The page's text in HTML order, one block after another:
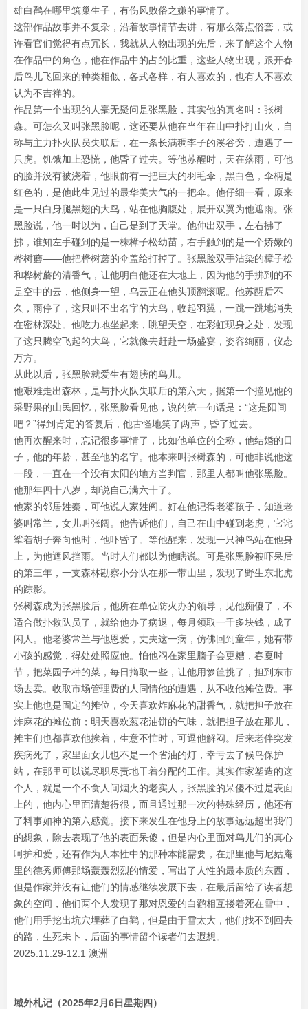
雄白鹳在哪里筑巢生子，有伤风败俗之嫌的事情了。
这部作品故事并不复杂，沿着故事情节去讲，有那么落点俗套，或
许看官们觉得有点冗长，我就从人物出现的先后，来了解这个人物
在作品中的角色，他在作品中的占的比重，这些人物出现，跟开春
后鸟儿飞回来的种类相似，各式各样，有人喜欢的，也有人不喜欢
认为不吉祥的。
作品第一个出现的人毫无疑问是张黑脸，其实他的真名叫：张树
森。可怎么又叫张黑脸呢，这还要从他在当年在山中扑打山火，自
称与主力扑火队员失联后，在一条长满稠李子的溪谷旁，遭遇了一
只虎。饥饿加上恐慌，他昏了过去。等他苏醒时，天在落雨，可他
的脸并没有被浇着，他眼前有一把巨大的羽毛伞，黑白色，伞柄是
红色的，是他此生见过的最华美大气的一把伞。他仔细一看，原来
是一只白身腿黑翅的大鸟，站在他胸腹处，展开双翼为他遮雨。张
黑脸说，他一时以为，自己是到了天堂。他伸出双手，左右拂了
拂，谁知左手碰到的是一株樟子松幼苗，右手触到的是一个娇嫩的
桦树蘑——他把桦树蘑的伞盖给打掉了。张黑脸双手沾染的樟子松
和桦树蘑的清香气，让他明白他还在大地上，因为他的手拂到的不
是空中的云，他侧身一望，乌云正在他头顶翻滚呢。他苏醒后不
久，雨停了，这只叫不出名字的大鸟，收起羽翼，一跳一跳地消失
在密林深处。他吃力地坐起来，眺望天空，在彩虹现身之处，发现
了这只腾空飞起的大鸟，它就像去赶赴一场盛宴，姿容绚丽，仪态
万方。
从此以后，张黑脸就爱生有翅膀的鸟儿。
他艰难走出森林，是与扑火队失联后的第六天，据第一个撞见他的
采野果的山民回忆，张黑脸看见他，说的第一句话是：“这是阳间
吧？”得到肯定的答复后，他古怪地笑了两声，昏了过去。
他再次醒来时，忘记很多事情了，比如他单位的全称，他结婚的日
子，他的年龄，甚至他的名字。他本来叫张树森的，可他非说他这
一段，一直在一个没有太阳的地方当判官，那里人都叫他张黑脸。
他那年四十八岁，却说自己满六十了。
他家的邻居姓秦，可他说人家姓阎。好在他记得老婆孩子，知道老
婆叫常兰，女儿叫张阔。他告诉他们，自己在山中碰到老虎，它诧
挲着胡子奔向他时，他吓昏了。等他醒来，发现一只神鸟站在他身
上，为他遮风挡雨。当时人们都以为他瞎说。可是张黑脸被吓呆后
的第三年，一支森林勘察小分队在那一带山里，发现了野生东北虎
的踪影。
张树森成为张黑脸后，他所在单位防火办的领导，见他痴傻了，不
适合做扑救队员了，就给他办了病退，每月领取一千多块钱，成了
闲人。他老婆常兰与他恩爱，丈夫这一病，仿佛回到童年，她有带
小孩的感觉，得处处照应他。怕他闷在家里脑子会更糟，春夏时
节，把菜园子种的菜，每日摘取一些，让他用箩筐挑了，担到东市
场去卖。收取市场管理费的人同情他的遭遇，从不收他摊位费。事
实上他也是固定的摊位，今天喜欢炸麻花的甜香气，就把担子放在
炸麻花的摊位前；明天喜欢葱花油饼的气味，就把担子放在那儿，
摊主们也都喜欢他挨着，生意不忙时，可逗他解闷。后来老伴突发
疾病死了，家里面女儿也不是一个省油的灯，幸亏去了候鸟保护
站，在那里可以说尽职尽责地干着分配的工作。其实作家塑造的这
个人，就是一个不食人间烟火的老实人，张黑脸的呆傻不过是表面
上的，他内心里面清楚得很，而且通过那一次的特殊经历，他还有
了料事如神的第六感觉。接下来发生在他身上的故事远远超出我们
的想象，除去表现了他的表面呆傻，但是内心里面对鸟儿们的真心
呵护和爱，还有作为人本性中的那种本能需要，在那里他与尼姑庵
里的德秀师傅那场轰轰烈烈的情爱，写出了人性的最本质的东西，
但是作家并没有让他们的情感继续发展下去，在最后留给了读者想
象的空间，他们两个人发现了那对恩爱的白鹳相互搂着死在雪中，
他们用手挖出坑穴埋葬了白鹳，但是由于雪太大，他们找不到回去
的路，生死未卜，后面的事情留个读者们去遐想。
2025.11.29-12.1 澳洲
域外札记（2025年2月6日星期四）